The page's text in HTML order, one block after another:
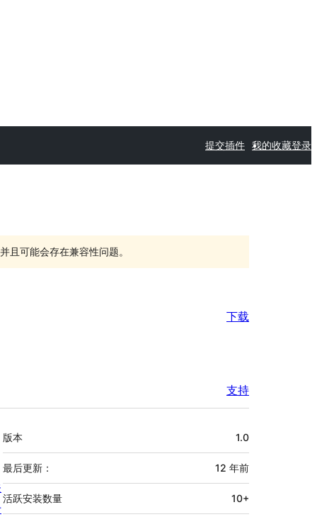
提交插件 我的收藏登录
且可能会存在兼容性问题。
下载
支持
额
外
信
息
版本 1.0
最后更新： 12 年前
活跃安装数量 10+